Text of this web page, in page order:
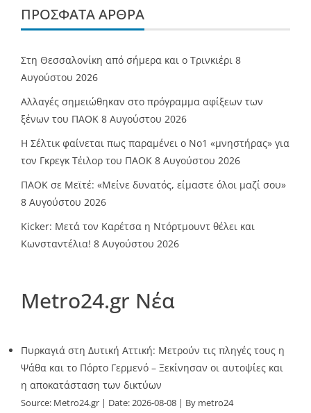
ΠΡΌΣΦΑΤΑ ΆΡΘΡΑ
Στη Θεσσαλονίκη από σήμερα και ο Τρινκιέρι 8
Αυγούστου 2026
Αλλαγές σημειώθηκαν στο πρόγραμμα αφίξεων των
ξένων του ΠΑΟΚ 8 Αυγούστου 2026
Η Σέλτικ φαίνεται πως παραμένει ο Νο1 «μνηστήρας» για
τον Γκρεγκ Τέιλορ του ΠΑΟΚ 8 Αυγούστου 2026
ΠΑΟΚ σε Μεϊτέ: «Μείνε δυνατός, είμαστε όλοι μαζί σου»
8 Αυγούστου 2026
Kicker: Μετά τον Καρέτσα η Ντόρτμουντ θέλει και
Κωνσταντέλια! 8 Αυγούστου 2026
Metro24.gr Νέα
Πυρκαγιά στη Δυτική Αττική: Μετρούν τις πληγές τους η
Ψάθα και το Πόρτο Γερμενό – Ξεκίνησαν οι αυτοψίες και
η αποκατάσταση των δικτύων
Source: Metro24.gr Date: 2026-08-08 By metro24